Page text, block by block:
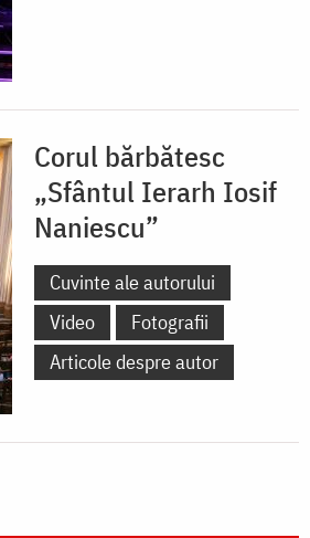
Corul bărbătesc
„Sfântul Ierarh Iosif
Naniescu”
Cuvinte ale autorului
Video
Fotografii
Articole despre autor